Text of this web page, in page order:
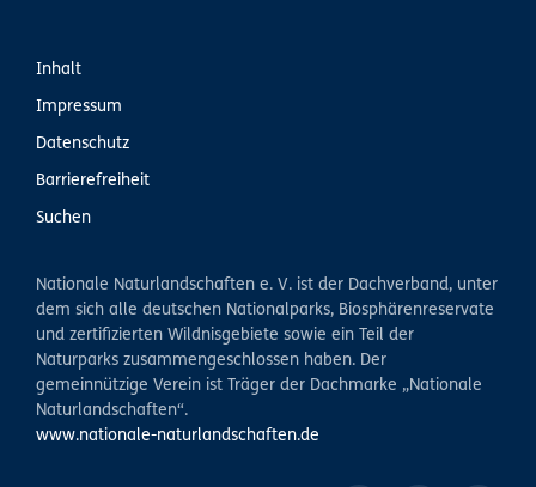
Inhalt
Impressum
Datenschutz
Barrierefreiheit
Suchen
Nationale Naturlandschaften e. V. ist der Dachverband, unter
dem sich alle deutschen Nationalparks, Biosphärenreservate
und zertifizierten Wildnisgebiete sowie ein Teil der
Naturparks zusammengeschlossen haben. Der
gemeinnützige Verein ist Träger der Dachmarke „Nationale
Naturlandschaften“.
www.nationale-naturlandschaften.de